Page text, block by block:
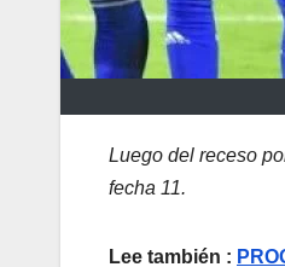
Luego del receso
fecha 11.
Lee también :